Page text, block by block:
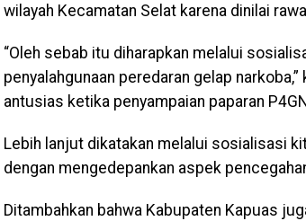
wilayah Kecamatan Selat karena dinilai
“Oleh sebab itu diharapkan melalui
penyalahgunaan peredaran gelap
antusias ketika penyampaian paparan
Lebih lanjut dikatakan melalui sosialisasi
dengan mengedepankan aspek
Ditambahkan bahwa Kabupaten Kapuas